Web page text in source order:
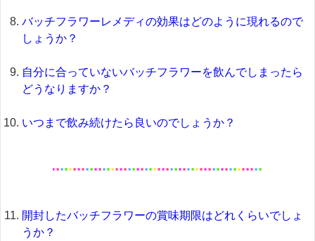
バッチフラワーレメディの効果はどのように現れるので
しょうか？
自分に合っていないバッチフラワーを飲んでしまったら
どうなりますか？
いつまで飲み続けたら良いのでしょうか？
開封したバッチフラワーの賞味期限はどれくらいでしょ
うか？